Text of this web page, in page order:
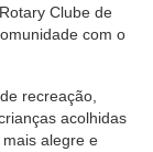
Clube de
com o
recreação,
acolhidas
alegre e